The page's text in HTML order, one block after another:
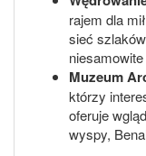
rajem dla
sieć
Muzeum
którzy
oferuje
wyspy,